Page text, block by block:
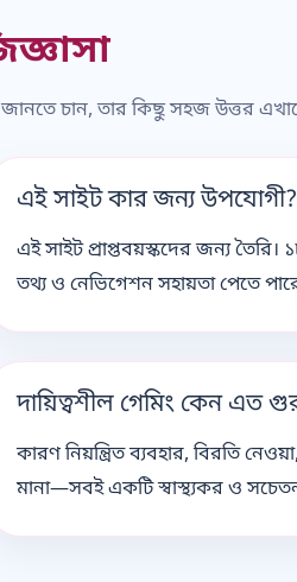
চান, তার কিছু সহজ উত্তর
এই সাইট কার জন্য উপযোগী?
এই সাইট প্রাপ্তবয়স্কদের জন্য তৈরি।
তথ্য ও নেভিগেশন সহায়তা পেতে
দায়িত্বশীল গেমিং কেন এত
কারণ নিয়ন্ত্রিত ব্যবহার, বিরতি
মানা—সবই একটি স্বাস্থ্যকর ও